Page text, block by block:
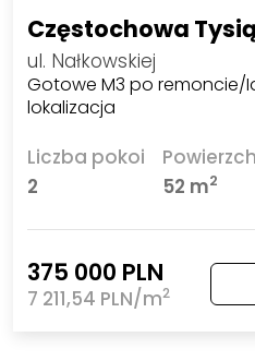
Częstochowa
ul. Nałkowskiej
Gotowe M3 po remoncie/
lokalizacja
Liczba pokoi
2
52 m2
375 000 PLN
7 211,54 PLN/m2